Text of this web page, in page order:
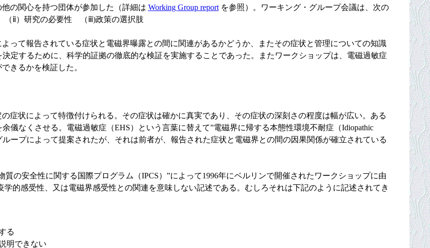
の関心を持つ団体が参加した（詳細は Working Group reportを参照）。ワーキング・グループ会議は、次の
（ⅱ）研究の必要性 （ⅲ)政策の選択肢
って報告されている症状と電磁界曝露との間に関連があるかどうか、またその症状と管理についての知識
定するために、科学的証拠の徹底的な検証を実施することであった。またワークショップは、電磁過敏症
きるかを検証した。
症状によって特徴付けられる。その症状は確かに真実であり、その症状の深刻さの程度は幅が広い。ある
儀なくさせる。電磁過敏症（EHS）という言葉に替えて”電磁界に帰する本態性環境不耐症（Idiopathic
ループによって提案されたが、それは前者が、報告された症状と電磁界との間の因果関係が確立されている
の安全性に関する国際プログラム（IPCS）”によって1996年にベルリンで開催されたワークショップに由
的感受性、又は電磁界感受性との関連を意味しない記述である。むしろそれは下記のように記述されてき
る
明できない